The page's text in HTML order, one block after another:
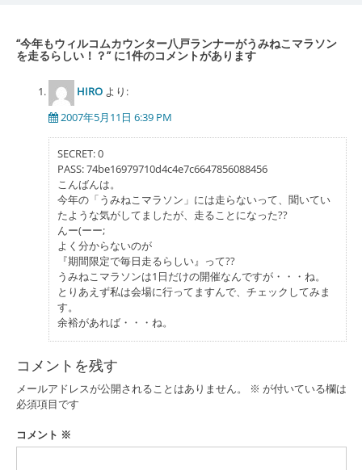
ビ
ゲ
ー
“今年もウィルコムカウンター八戸ランナーがうみねこマラソン
を走るらしい！？” に1件のコメントがあります
HIRO より:
2007年5月11日 6:39 PM
SECRET: 0
PASS: 74be16979710d4c4e7c6647856088456
こんばんは。
今年の「うみねこマラソン」には走らないって、聞いてい
たような気がしてましたが、走ることになった??
んー(ーー;
よく分からないのが
『期間限定で毎日走るらしい』って??
うみねこマラソンは1日だけの開催なんですが・・・ね。
とりあえず私は会場に行ってますんで、チェックしてみま
す。
余裕があれば・・・ね。
コメントを残す
メールアドレスが公開されることはありません。 ※ が付いている欄は
必須項目です
コメント ※